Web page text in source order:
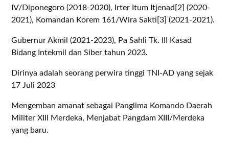
IV/Diponegoro (2018-2020), Irter Itum Itjenad[2] (2020-
2021), Komandan Korem 161/Wira Sakti[3] (2021-2021).
Gubernur Akmil (2021-2023), Pa Sahli Tk. III Kasad
Bidang Intekmil dan Siber tahun 2023.
Dirinya adalah seorang perwira tinggi TNI-AD yang sejak
17 Juli 2023
Mengemban amanat sebagai Panglima Komando Daerah
Militer XIII Merdeka, Menjabat Pangdam XIII/Merdeka
yang baru.